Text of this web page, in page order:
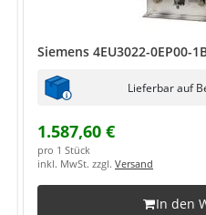
Siemens 4EU3022-0EP00-
Lieferbar auf
1.587,60 €
pro 1 Stück
inkl. MwSt. zzgl. Versand
In den